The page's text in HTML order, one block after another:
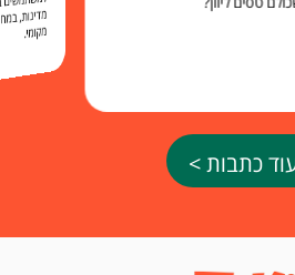
מקומי.
כתבות >